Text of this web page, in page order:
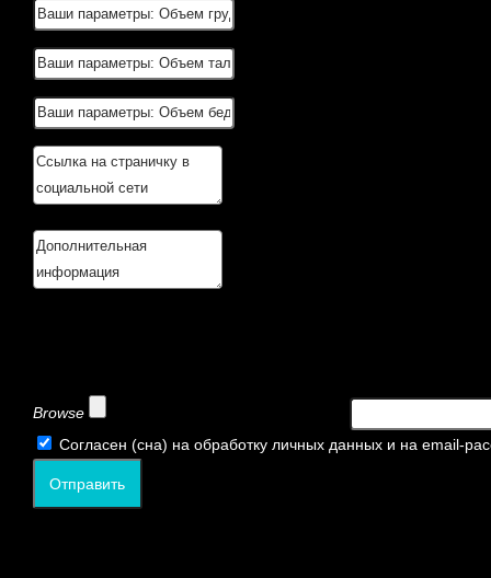
Browse
Согласен (сна) на обработку личных данных и на email-
Отправить